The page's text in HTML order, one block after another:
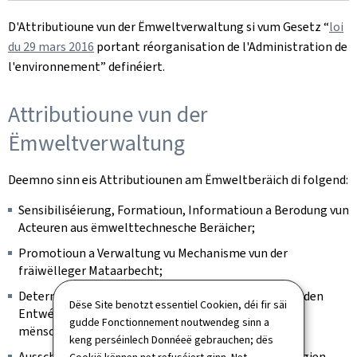
Dëse Site benotzt essentiel Cookien, déi fir säi
gudde Fonctionnement noutwendeg sinn a
keng perséinlech Donnéeë gebrauchen; dës
D'Attributioune vun der Ëmweltverwaltung si vum Gesetz “loi
du 29 mars 2016 portant réorganisation de l'Administration de
l'environnement” definéiert.
Attributioune vun der
Ëmweltverwaltung
Deemno sinn eis Attributiounen am Ëmweltberäich di folgend:
Sensibiliséierung, Formatioun, Informatioun a Berodung vun
Acteuren aus ëmwelttechnesche Beräicher;
Promotioun a Verwaltung vu Mechanisme vun der
fräiwëlleger Mataarbecht;
Determinatioun, Zesummendroen a Beschreiwe vun den
Entwécklungen an der Ëmwelt a vum Impakt vun de
mënschlechen Aktivitéiten op d'Ëmwelt;